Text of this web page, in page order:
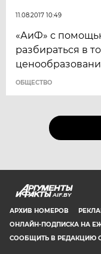
11.08.2017 10:49
«АиФ» с
разбираться в
ОБЩЕСТВО
AIF.BY
АРХИВ НОМЕРОВ
ОНЛАЙН-ПОДПИСКА НА
СООБЩИТЬ В РЕДАКЦИЮ